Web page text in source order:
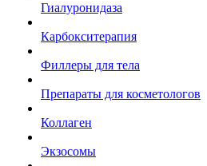
Гиалуронидаза
Карбокситерапия
Филлеры для тела
Препараты для косметологов
Коллаген
Экзосомы